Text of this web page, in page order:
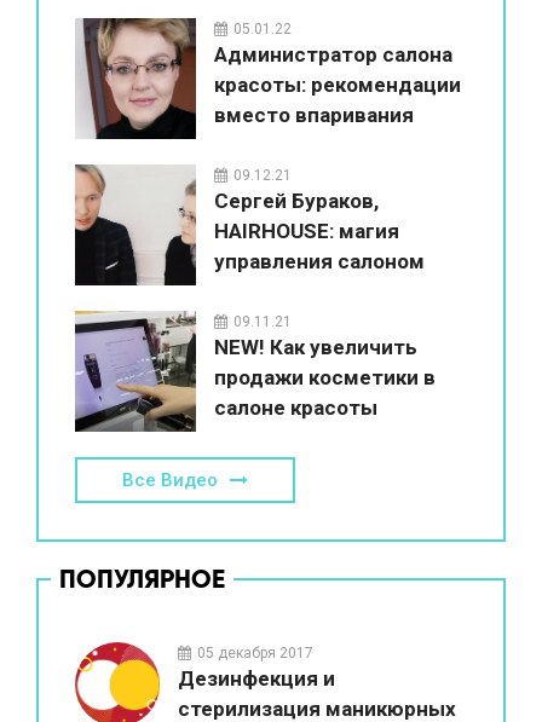
05.01.22
Администратор салона
красоты: рекомендации
вместо впаривания
09.12.21
Сергей Бураков,
HAIRHOUSE: магия
управления салоном
09.11.21
NEW! Как увеличить
продажи косметики в
салоне красоты
Все Видео
ПОПУЛЯРНОЕ
05 декабря 2017
Дезинфекция и
стерилизация маникюрных